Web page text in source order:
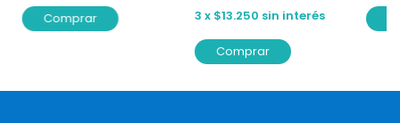
Comprar
3 x $13.250 sin interés
Comprar